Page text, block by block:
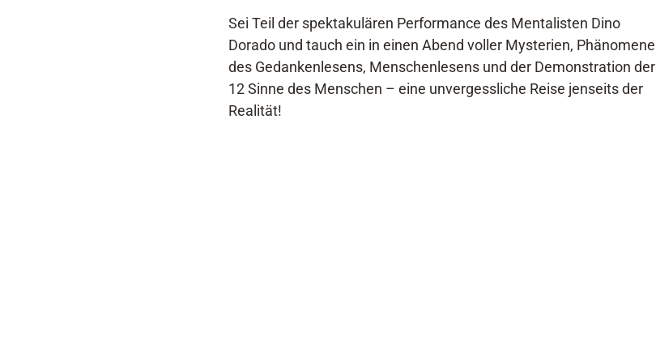
Sei Teil der spektakulären Performance des Mentalisten Dino
Dorado und tauch ein in einen Abend voller Mysterien, Phänomene
des Gedankenlesens, Menschenlesens und der Demonstration der
12 Sinne des Menschen – eine unvergessliche Reise jenseits der
Realität!